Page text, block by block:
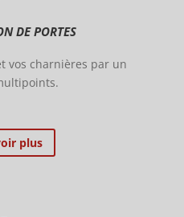
DE PORTES
vos charnières par un
plus